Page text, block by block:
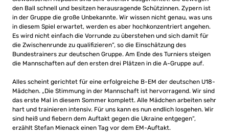
den Ball schnell und besitzen herausragende Schützinnen. Zypern ist
in der Gruppe die große Unbekannte. Wir wissen nicht genau, was uns
in diesem Spiel erwartet, werden es aber hochkonzentriert angehen.
Es wird nicht einfach die Vorrunde zu überstehen und sich damit für
die Zwischenrunde zu qualifizieren“, so die Einschätzung des
Bundestrainers zur deutschen Gruppe. Am Ende des Turniers steigen
die Mannschaften auf den ersten drei Plätzen in die A-Gruppe auf.
Alles scheint gerichtet für eine erfolgreiche B-EM der deutschen U18-
Mädchen. „Die Stimmung in der Mannschaft ist hervorragend. Wir sind
das erste Mal in diesem Sommer komplett. Alle Mädchen arbeiten sehr
hart und trainieren intensiv. Für uns kann es nun endlich losgehen. Wir
sind heiß und fiebern dem Auftakt gegen die Ukraine entgegen“,
erzählt Stefan Mienack einen Tag vor dem EM-Auftakt.